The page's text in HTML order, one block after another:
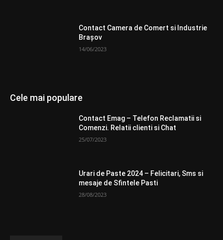
Contact Camera de Comert si Industrie
Brașov
14/06/2023
Cele mai populare
Contact Emag – Telefon Reclamatii si
Comenzi. Relatii clienti si Chat
25/07/2023
Urari de Paste 2024 – Felicitari, Sms si
mesaje de Sfintele Pasti
28/08/2023